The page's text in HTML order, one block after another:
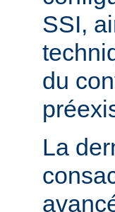
SSI,
du
La